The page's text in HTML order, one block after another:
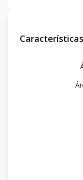
Características